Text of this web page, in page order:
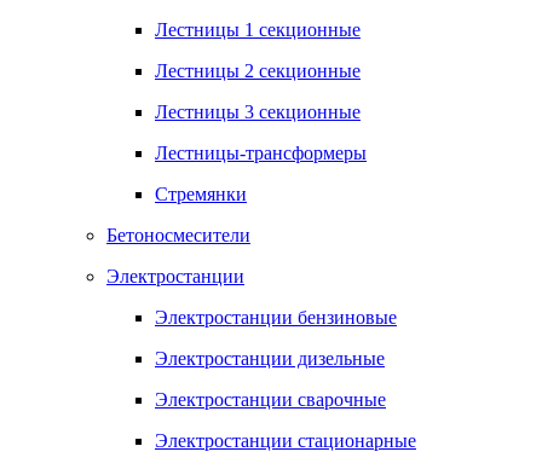
Лестницы 1 секционные
Лестницы 2 секционные
Лестницы 3 секционные
Лестницы-трансформеры
Стремянки
Бетоносмесители
Электростанции
Электростанции бензиновые
Электростанции дизельные
Электростанции сварочные
Электростанции стационарные